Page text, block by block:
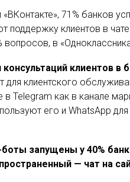
71% банков
поддержку клиентов в
вопросов, в
клиентов в
клиентского
Telegram как в канале
его и WhatsApp
боты запущены у 40%
— чат на